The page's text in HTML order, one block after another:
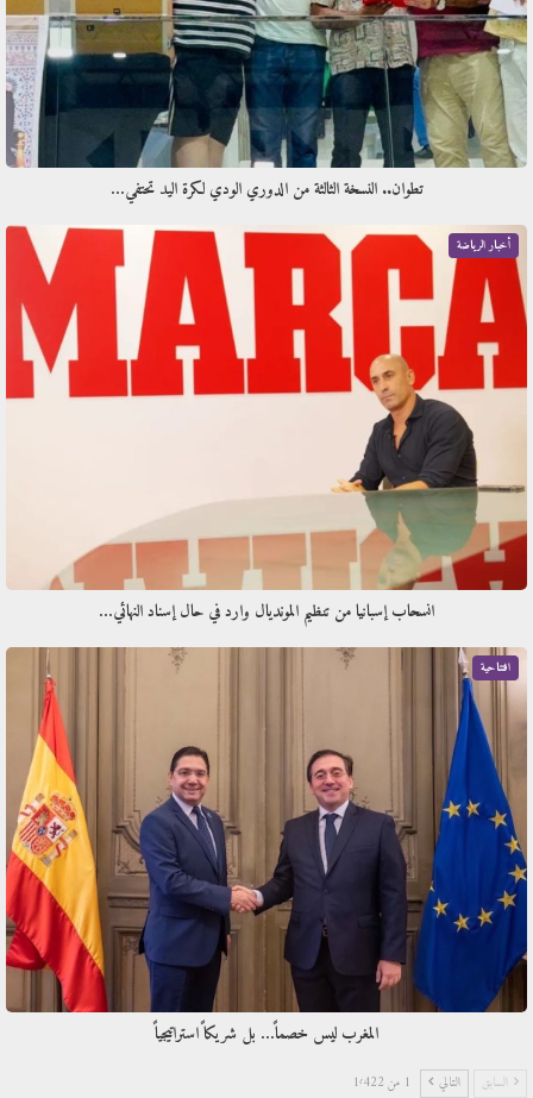
تطوان.. النسخة الثالثة من الدوري الودي لكرة اليد تحتفي…
أخبار الرياضة
انسحاب إسبانيا من تنظيم المونديال وارد في حال إسناد النهائي…
افتتاحية
المغرب ليس خصماً… بل شريكاً استراتيجياً
السابق التالي 1 من 1٬422